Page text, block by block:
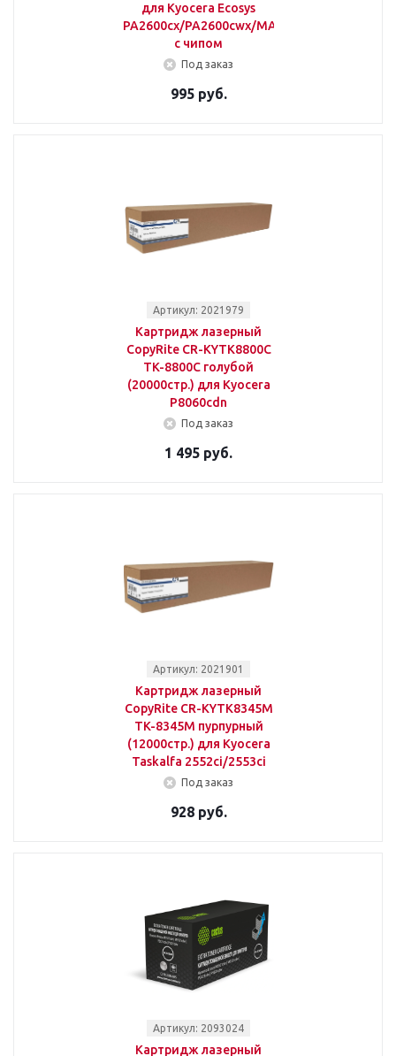
для Kyocera Ecosys
PA2600cx/PA2600cwx/MA2600cfx/
с чипом
Под заказ
995 руб.
Артикул: 2021979
Картридж лазерный
CopyRite CR-KYTK8800C
TK-8800C голубой
(20000стр.) для Kyocera
P8060cdn
Под заказ
1 495 руб.
Артикул: 2021901
Картридж лазерный
CopyRite CR-KYTK8345M
TK-8345M пурпурный
(12000стр.) для Kyocera
Taskalfa 2552ci/2553ci
Под заказ
928 руб.
Артикул: 2093024
Картридж лазерный